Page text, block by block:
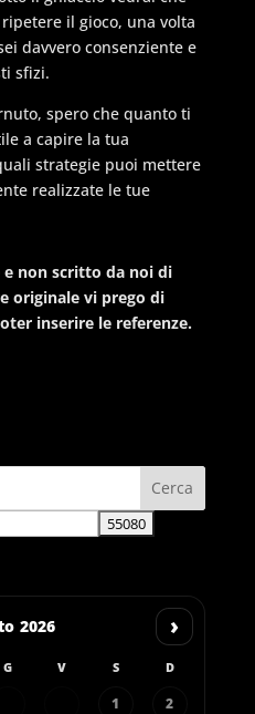
il gioco, una volta
davvero consenziente e
sfizi.
spero che quanto ti
a capire la tua
strategie puoi mettere
realizzate le tue
non scritto da noi di
originale vi prego di
inserire le referenze.
2026 ›
G V S D
1 2